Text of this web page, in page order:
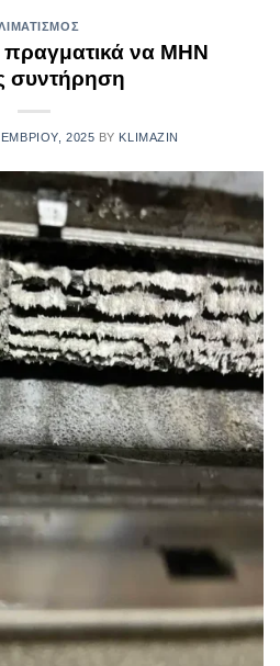
πραγματικά να ΜΗΝ
συντήρηση
2025 BY KLIMAZIN